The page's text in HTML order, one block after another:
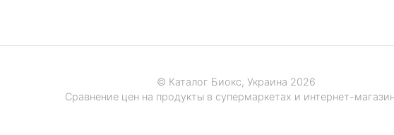
© Каталог Биокс, Украина 2026
Сравнение цен на продукты в супермаркетах и интернет-